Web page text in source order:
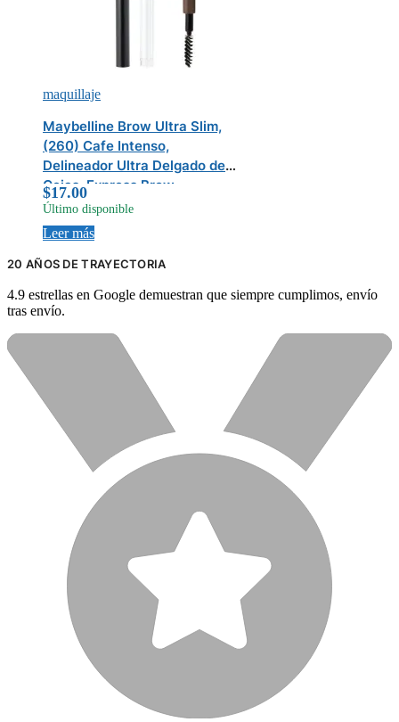
maquillaje
Maybelline Brow Ultra Slim,
(260) Cafe Intenso,
Delineador Ultra Delgado de
Cejas, Express Brow
$17.00
Último disponible
Leer más
20 AÑOS DE TRAYECTORIA
4.9 estrellas en Google demuestran que siempre cumplimos, envío
tras envío.